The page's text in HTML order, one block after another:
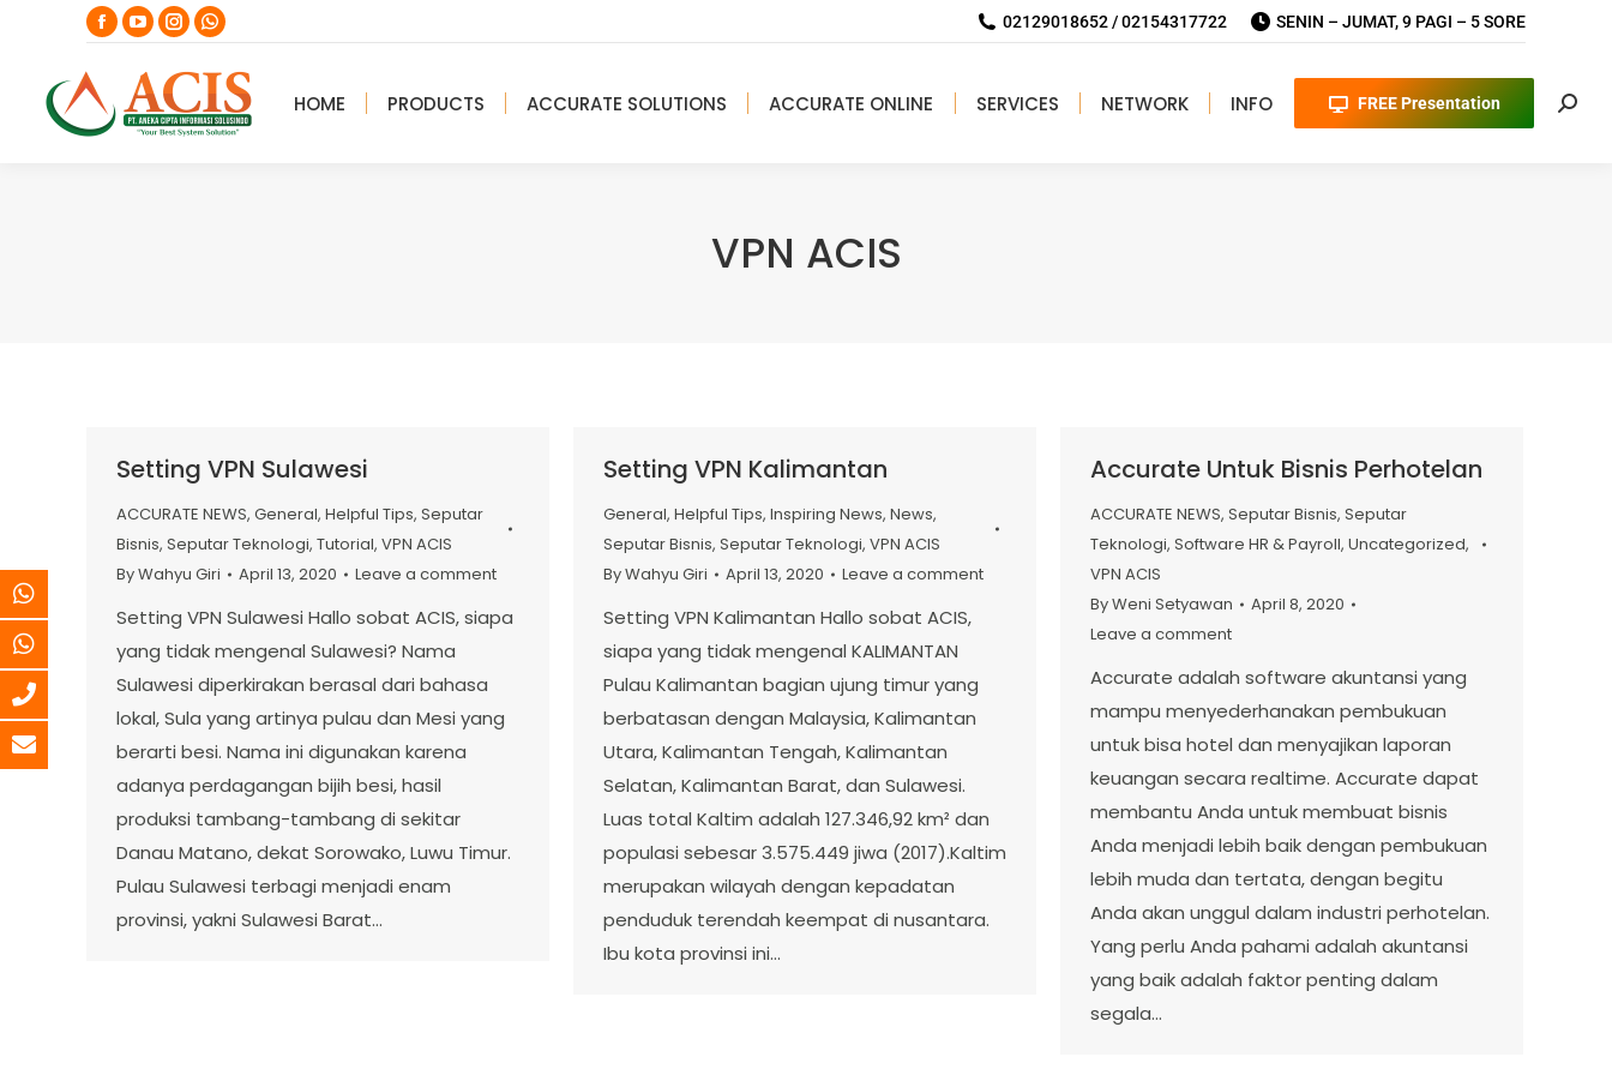
Facebook
page
opens
in
YouTube
page
opens
in
Instagram
page
opens
in
Whatsapp
page
opens
in
02129018652 / 02154317722 SENIN – JUMAT, 9 PAGI – 5 SORE
HOME PRODUCTS ACCURATE SOLUTIONS ACCURATE ONLINE SERVICES NETWORK INFO FREE Presentation
VPN ACIS
Setting VPN Sulawesi
ACCURATE NEWS, General, Helpful Tips, Seputar
Bisnis, Seputar Teknologi, Tutorial, VPN ACIS
ByWahyu Giri April 13, 2020 Leave a comment
Setting VPN Sulawesi Hallo sobat ACIS, siapa
yang tidak mengenal Sulawesi? Nama
Sulawesi diperkirakan berasal dari bahasa
lokal, Sula yang artinya pulau dan Mesi yang
berarti besi. Nama ini digunakan karena
adanya perdagangan bijih besi, hasil
produksi tambang-tambang di sekitar
Danau Matano, dekat Sorowako, Luwu Timur.
Pulau Sulawesi terbagi menjadi enam
provinsi, yakni Sulawesi Barat…
Setting VPN Kalimantan
General, Helpful Tips, Inspiring News, News,
Seputar Bisnis, Seputar Teknologi, VPN ACIS
ByWahyu Giri April 13, 2020 Leave a comment
Setting VPN Kalimantan Hallo sobat ACIS,
siapa yang tidak mengenal KALIMANTAN
Pulau Kalimantan bagian ujung timur yang
berbatasan dengan Malaysia, Kalimantan
Utara, Kalimantan Tengah, Kalimantan
Selatan, Kalimantan Barat, dan Sulawesi.
Luas total Kaltim adalah 127.346,92 km² dan
populasi sebesar 3.575.449 jiwa (2017).Kaltim
merupakan wilayah dengan kepadatan
penduduk terendah keempat di nusantara.
Ibu kota provinsi ini…
Accurate Untuk Bisnis Perhotelan
ACCURATE NEWS, Seputar Bisnis, Seputar
Teknologi, Software HR & Payroll, Uncategorized,
VPN ACIS
ByWeni Setyawan
April 8, 2020
Leave a comment
Accurate adalah software akuntansi yang
mampu menyederhanakan pembukuan
untuk bisa hotel dan menyajikan laporan
keuangan secara realtime. Accurate dapat
membantu Anda untuk membuat bisnis
Anda menjadi lebih baik dengan pembukuan
lebih muda dan tertata, dengan begitu
Anda akan unggul dalam industri perhotelan.
Yang perlu Anda pahami adalah akuntansi
yang baik adalah faktor penting dalam
segala…